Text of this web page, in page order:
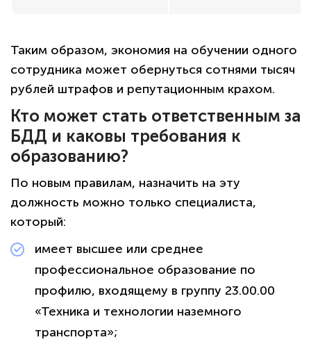
Таким образом, экономия на обучении одного
сотрудника может обернуться сотнями тысяч
рублей штрафов и репутационным крахом.
Кто может стать ответственным за
БДД и каковы требования к
образованию?
По новым правилам, назначить на эту
должность можно только специалиста,
который:
имеет высшее или среднее
профессиональное образование по
профилю, входящему в группу 23.00.00
«Техника и технологии наземного
транспорта»;